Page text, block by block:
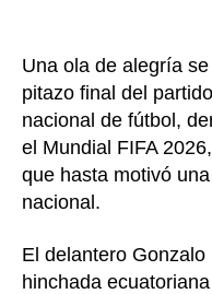
Una ola de alegría
pitazo final del
nacional de fútbol,
el Mundial FIFA
que hasta motivó
nacional.
El delantero
hinchada